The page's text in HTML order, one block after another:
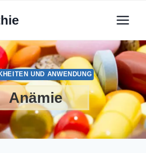
UND ANWENDUNG
Anämie